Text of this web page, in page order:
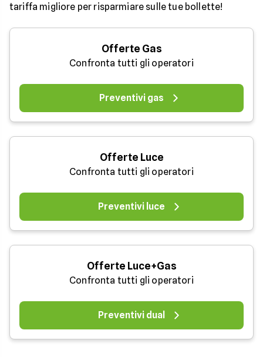
tariffa migliore per risparmiare sulle tue bollette!
Offerte Gas
Confronta tutti gli operatori
Preventivi gas
Offerte Luce
Confronta tutti gli operatori
Preventivi luce
Offerte Luce+Gas
Confronta tutti gli operatori
Preventivi dual